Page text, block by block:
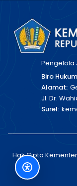
Pengelola
Biro
Alamat:
Jl. Dr.
Surel:
Hak Cipta